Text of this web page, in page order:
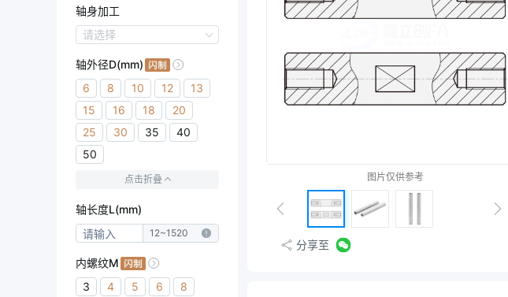
SUS304
轴身加工
轴身加工
轴身不加工
请选择
轴外径D(mm)
6
8 10 12
13
15
16 18
20
25
30 35
40
50
点击折叠
轴长度L(mm)
12~1520
内螺纹M
3
4 5 6
8
图片仅供参考
分享至